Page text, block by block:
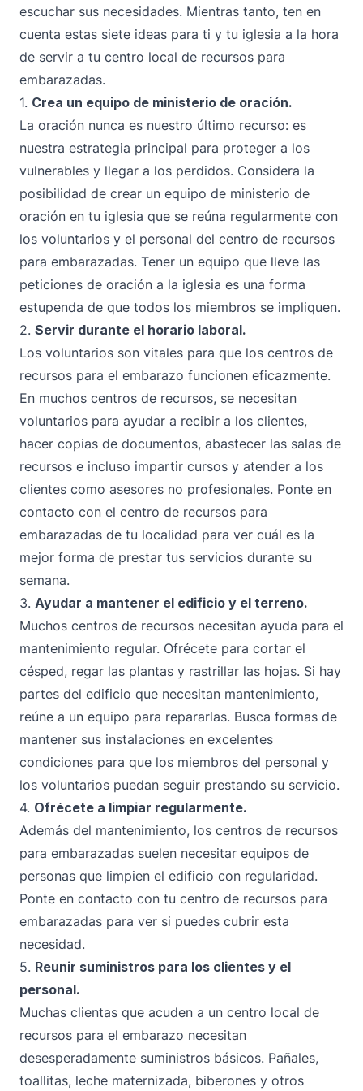
escuchar sus necesidades. Mientras tanto, ten en
cuenta estas siete ideas para ti y tu iglesia a la hora
de servir a tu centro local de recursos para
embarazadas.
1. Crea un equipo de ministerio de oración.
La oración nunca es nuestro último recurso: es
nuestra estrategia principal para proteger a los
vulnerables y llegar a los perdidos. Considera la
posibilidad de crear un equipo de ministerio de
oración en tu iglesia que se reúna regularmente con
los voluntarios y el personal del centro de recursos
para embarazadas. Tener un equipo que lleve las
peticiones de oración a la iglesia es una forma
estupenda de que todos los miembros se impliquen.
2. Servir durante el horario laboral.
Los voluntarios son vitales para que los centros de
recursos para el embarazo funcionen eficazmente.
En muchos centros de recursos, se necesitan
voluntarios para ayudar a recibir a los clientes,
hacer copias de documentos, abastecer las salas de
recursos e incluso impartir cursos y atender a los
clientes como asesores no profesionales. Ponte en
contacto con el centro de recursos para
embarazadas de tu localidad para ver cuál es la
mejor forma de prestar tus servicios durante su
semana.
3. Ayudar a mantener el edificio y el terreno.
Muchos centros de recursos necesitan ayuda para el
mantenimiento regular. Ofrécete para cortar el
césped, regar las plantas y rastrillar las hojas. Si hay
partes del edificio que necesitan mantenimiento,
reúne a un equipo para repararlas. Busca formas de
mantener sus instalaciones en excelentes
condiciones para que los miembros del personal y
los voluntarios puedan seguir prestando su servicio.
4. Ofrécete a limpiar regularmente.
Además del mantenimiento, los centros de recursos
para embarazadas suelen necesitar equipos de
personas que limpien el edificio con regularidad.
Ponte en contacto con tu centro de recursos para
embarazadas para ver si puedes cubrir esta
necesidad.
5. Reunir suministros para los clientes y el
personal.
Muchas clientas que acuden a un centro local de
recursos para el embarazo necesitan
desesperadamente suministros básicos. Pañales,
toallitas, leche maternizada, biberones y otros